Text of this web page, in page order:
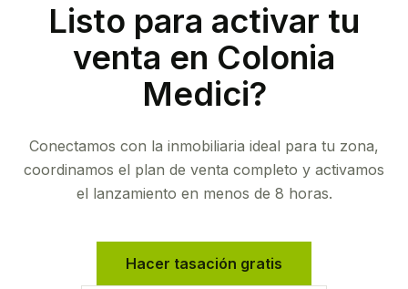
Listo para activar tu
venta en Colonia
Medici?
Conectamos con la inmobiliaria ideal para tu zona,
coordinamos el plan de venta completo y activamos
el lanzamiento en menos de 8 horas.
Hacer tasación gratis